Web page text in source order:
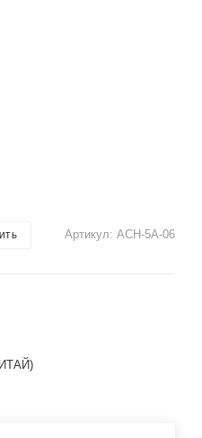
Артикул: ACH-5A-06
с использованием
персональных данных в
конфиденциальности